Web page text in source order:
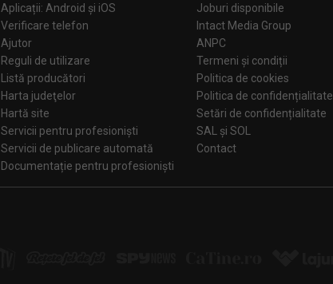
Aplicații: Android și iOS
Verificare telefon
Ajutor
Reguli de utilizare
Listă producători
Harta judeţelor
Hartă site
Servicii pentru profesioniști
Servicii de publicare automată
Documentație pentru profesioniști
Joburi disponibile
Intact Media Group
ANPC
Termeni și condiții
Politica de cookies
Politica de confidențialitate
Setări de confidențialitate
SAL și SOL
Contact